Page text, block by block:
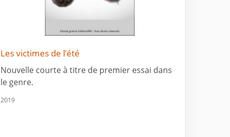
Les victimes de l’été
Nouvelle courte à titre de premier essai dans
le genre.
2019